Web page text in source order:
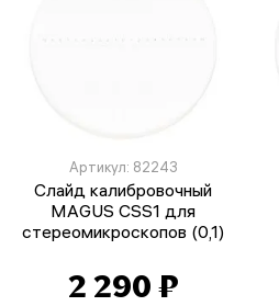
Артикул: 82243
Слайд калибровочный
MAGUS CSS1 для
стереомикроскопов (0,1)
2 290 ₽